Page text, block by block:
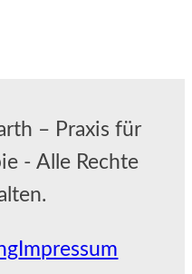
– Praxis für
- Alle Rechte
Impressum